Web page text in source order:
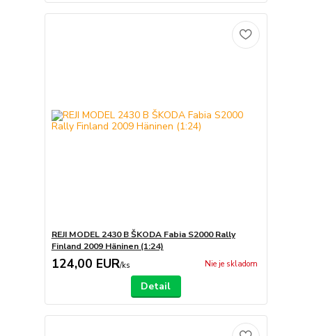
REJI MODEL 2430 B ŠKODA Fabia S2000 Rally
Finland 2009 Häninen (1:24)
124,00 EUR/ks Nie je skladom
Detail